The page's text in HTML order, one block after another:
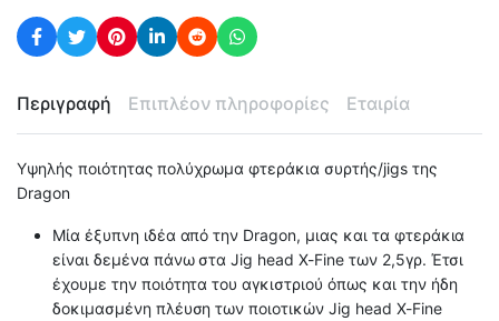
Περιγραφή Επιπλέον πληροφορίες Εταιρία
Υψηλής ποιότητας πολύχρωμα φτεράκια συρτής/jigs της
Dragon
Μία έξυπνη ιδέα από την Dragon, μιας και τα φτεράκια
είναι δεμένα πάνω στα Jig head Χ-Fine των 2,5γρ. Έτσι
έχουμε την ποιότητα του αγκιστριού όπως και την ήδη
δοκιμασμένη πλέυση των ποιοτικών Jig head Χ-Fine